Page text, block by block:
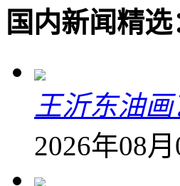
国内新闻精选
王沂东油
2026年08